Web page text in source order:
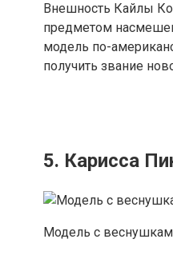
Внешность Кайлы
предметом
модель по-
получить звание
5. Карисса
Модель с